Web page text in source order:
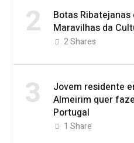
2
Botas
Maravilhas da
2Shares
3
Jovem residente
Almeirim quer
Portugal
1 Share